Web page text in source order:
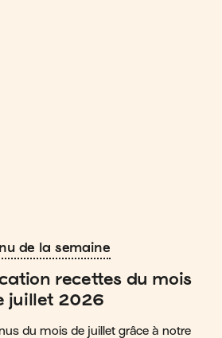
de la semaine
recettes du mois
juillet 2026
du mois de juillet grâce à notre